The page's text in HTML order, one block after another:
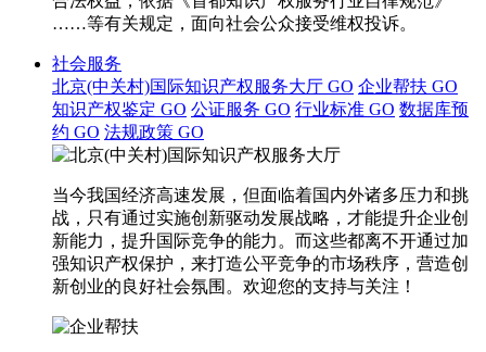
……等有关规定，面向社会公众接受维权投诉。
社会服务
北京(中关村)国际知识产权服务大厅 GO 企业帮扶 GO
知识产权鉴定 GO 公证服务 GO 行业标准 GO 数据库预
约 GO 法规政策 GO
当今我国经济高速发展，但面临着国内外诸多压力和挑
战，只有通过实施创新驱动发展战略，才能提升企业创
新能力，提升国际竞争的能力。而这些都离不开通过加
强知识产权保护，来打造公平竞争的市场秩序，营造创
新创业的良好社会氛围。欢迎您的支持与关注！